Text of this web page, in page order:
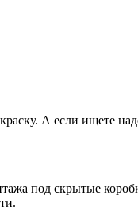
А если ищете
под скрытые